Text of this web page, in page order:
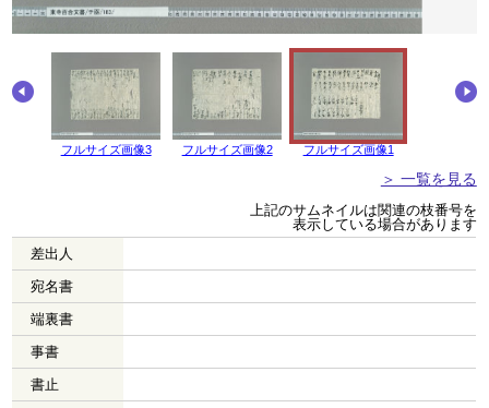
フルサイズ画像3 フルサイズ画像2 フルサイズ画像1
＞ 一覧を見る
上記のサムネイルは関連の枝番号を
表示している場合があります
差出人
宛名書
端裏書
事書
書止